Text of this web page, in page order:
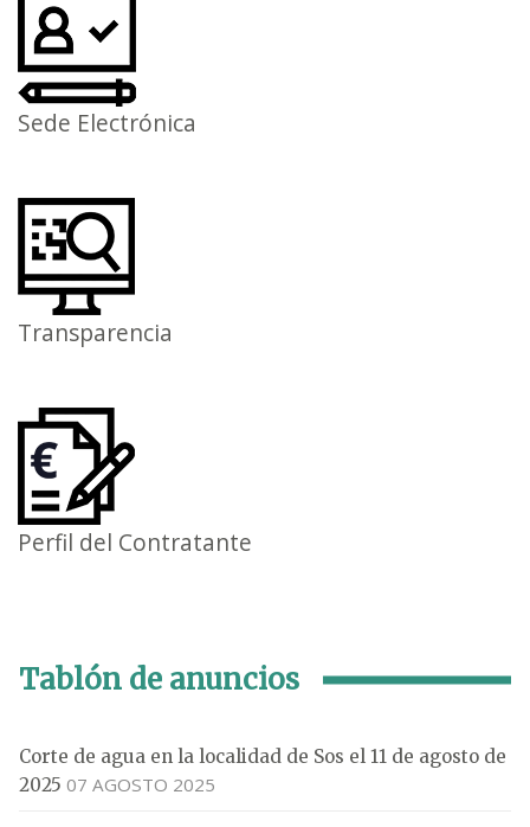
Sede Electrónica
Transparencia
Perfil del Contratante
Tablón de anuncios
Corte de agua en la localidad de Sos el 11 de agosto de
2025 07 AGOSTO 2025